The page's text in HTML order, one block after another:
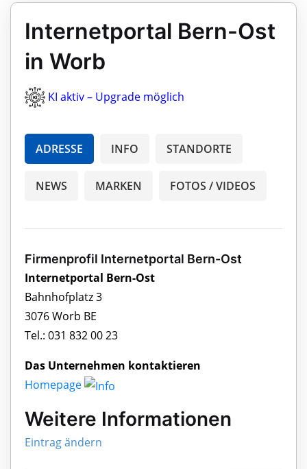
Internetportal Bern-Ost
in Worb
KI aktiv – Upgrade möglich
ADRESSE INFO STANDORTE
NEWS MARKEN FOTOS / VIDEOS
Firmenprofil Internetportal Bern-Ost
Internetportal Bern-Ost
Bahnhofplatz 3
3076 Worb BE
Tel.: 031 832 00 23
Das Unternehmen kontaktieren
Homepage
Weitere Informationen
Eintrag ändern